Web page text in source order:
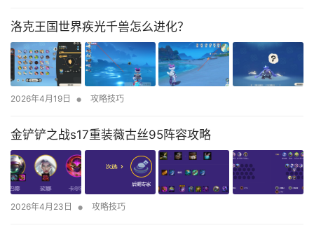
洛克王国世界疾光千兽怎么进化？
2026年4月19日 • 攻略技巧
金铲铲之战s17重装薇古丝95阵容攻略
2026年4月23日 • 攻略技巧